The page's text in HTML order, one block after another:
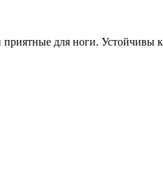
для ноги. Устойчивы